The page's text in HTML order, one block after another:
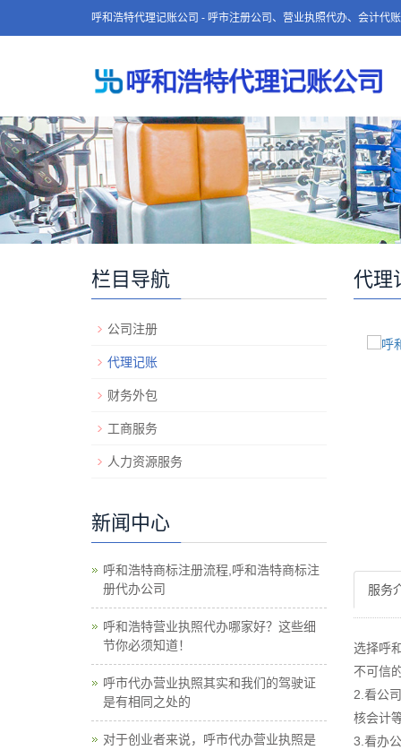
呼和浩特代理记账公司 - 呼市注册公司、营业执照代办、会计代
代理
服务
选择呼
不可信
2.看公
核会计
3.看办
栏目导航
公司注册
代理记账
财务外包
工商服务
人力资源服务
新闻中心
呼和浩特商标注册流程,呼和浩特商标注
册代办公司
呼和浩特营业执照代办哪家好？这些细
节你必须知道！
呼市代办营业执照其实和我们的驾驶证
是有相同之处的
对于创业者来说，呼市代办营业执照是